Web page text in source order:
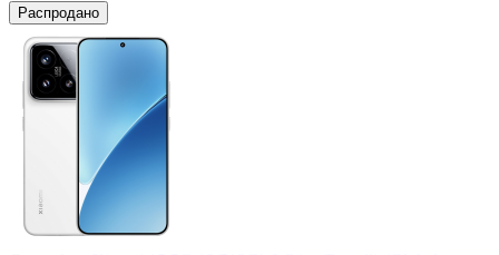
Распродано